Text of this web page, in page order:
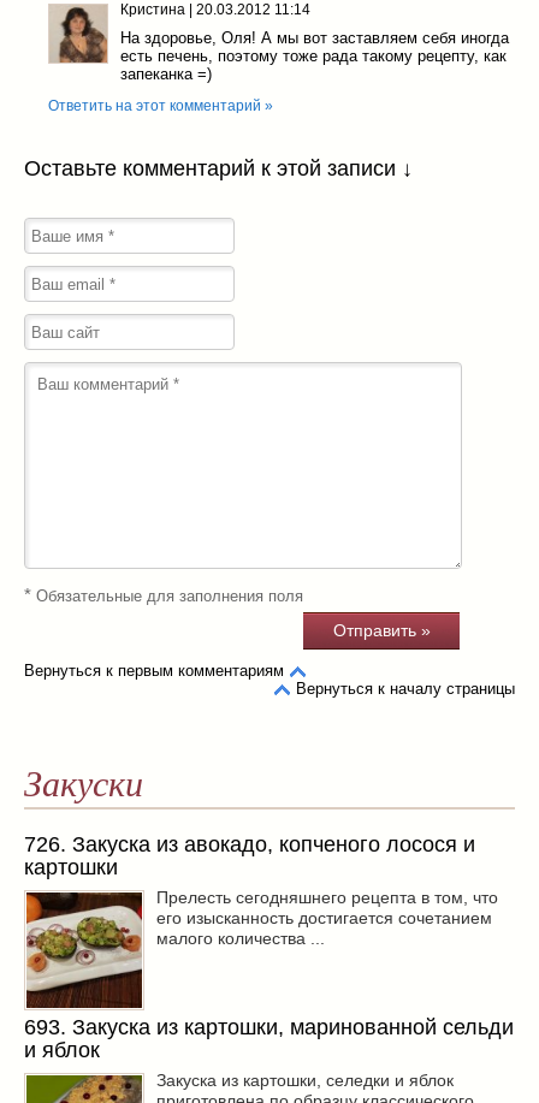
Кристина
20.03.2012 11:14
На здоровье, Оля! А мы вот заставляем себя иногда
есть печень, поэтому тоже рада такому рецепту, как
запеканка =)
Ответить на этот комментарий »
Оставьте комментарий к этой записи ↓
* Обязательные для заполнения поля
Вернуться к первым комментариям
Вернуться к началу страницы
Закуски
726. Закуска из авокадо, копченого лосося и
картошки
Прелесть сегодняшнего рецепта в том, что
его изысканность достигается сочетанием
малого количества ...
693. Закуска из картошки, маринованной сельди
и яблок
Закуска из картошки, селедки и яблок